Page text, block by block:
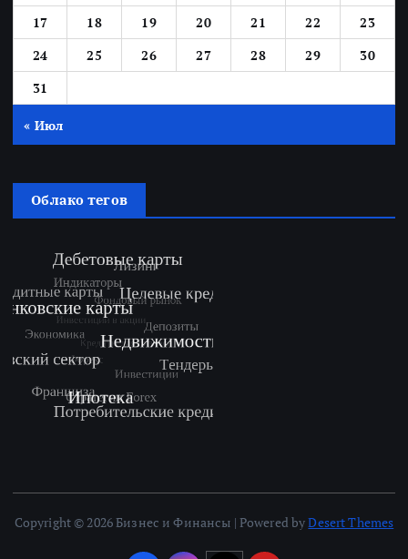
17
18 19 20 21 22
23
24
25 26 27 28 29
30
31
« Июл
Облако тегов
Copyright © 2026 Бизнес и Финансы | Powered byDesert Themes